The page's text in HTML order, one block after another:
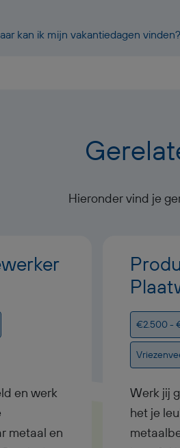
kan ik mijn vakantiedagen vinden?
Hieronder vind je
€2.500 -
Werk jij
het je
en werk
metaal en